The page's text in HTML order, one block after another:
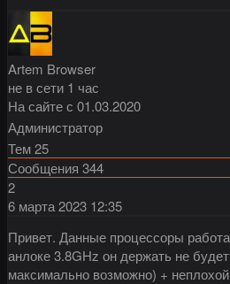
Artem Browser
не в сети 1 час
На сайте с 01.03.2020
Администратор
Тем25
Сообщения 344
2
6 марта 2023 12:35
Привет. Данные процессоры
анлоке 3.8GHz он держать не
максимально возможно) +